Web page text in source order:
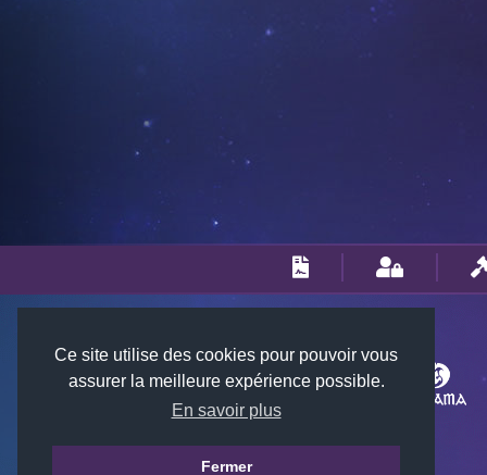
Ce site utilise des cookies pour pouvoir vous
assurer la meilleure expérience possible.
En savoir plus
Fermer